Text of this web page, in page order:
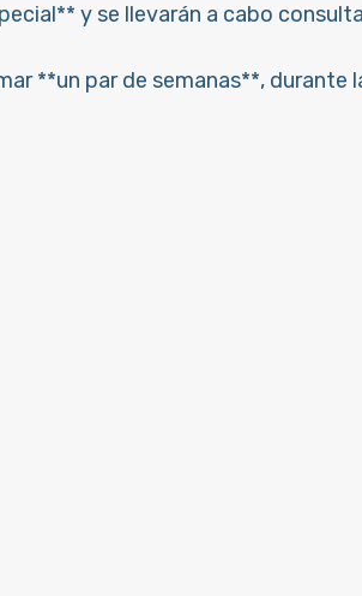
y se llevarán a cabo
**un par de semanas**, durante